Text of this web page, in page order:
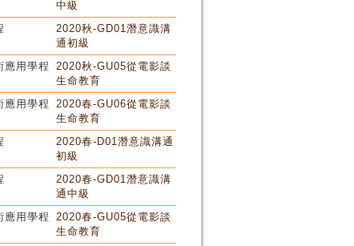
中級
2020秋-GD01潛意識溝
通初級
應用學程
2020秋-GU05從電影談
生命教育
應用學程
2020春-GU06從電影談
生命教育
2020春-D01潛意識溝通
初級
2020春-GD01潛意識溝
通中級
應用學程
2020春-GU05從電影談
生命教育